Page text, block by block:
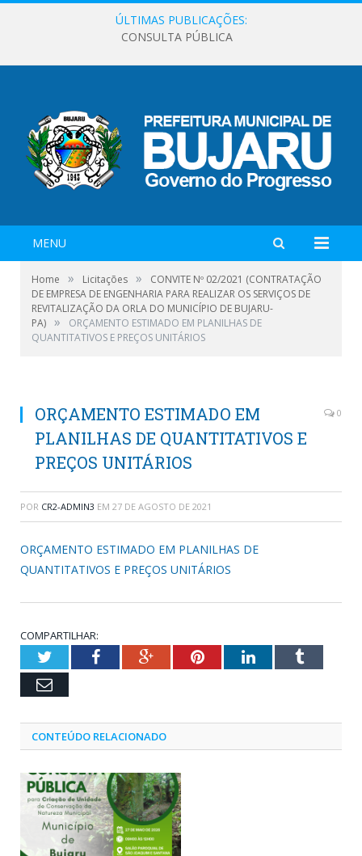
ÚLTIMAS PUBLICAÇÕES:
CONSULTA PÚBLICA
MENU
Home » Licitações »
CONVITE Nº 02/2021 (CONTRATAÇÃO
DE EMPRESA DE ENGENHARIA PARA REALIZAR OS SERVIÇOS DE
REVITALIZAÇÃO DA ORLA DO MUNICÍPIO DE BUJARU-
PA) »
ORÇAMENTO ESTIMADO EM PLANILHAS DE
QUANTITATIVOS E PREÇOS UNITÁRIOS
ORÇAMENTO ESTIMADO EM
PLANILHAS DE QUANTITATIVOS E
PREÇOS UNITÁRIOS
0
POR CR2-ADMIN3 EM 27 DE AGOSTO DE 2021
ORÇAMENTO ESTIMADO EM PLANILHAS DE
QUANTITATIVOS E PREÇOS UNITÁRIOS
COMPARTILHAR:
TwitterFacebookGoogle+PinterestLinkedInTumblr
Email
CONTEÚDO RELACIONADO